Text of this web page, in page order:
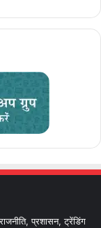
प्रशासन, ट्रेंडिंग